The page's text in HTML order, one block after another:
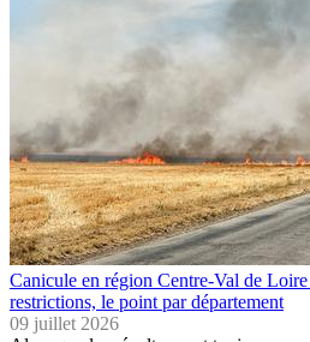
Canicule en région Centre-Val de
restrictions, le point par département
09 juillet 2026